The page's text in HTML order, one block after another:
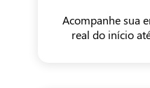
Acompanhe sua
real do início